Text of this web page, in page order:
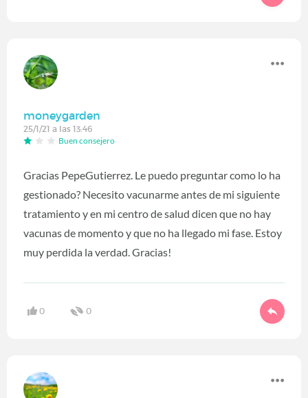
moneygarden
25/1/21 a las 13:46
Buen consejero
Gracias PepeGutierrez. Le puedo preguntar como lo ha
gestionado? Necesito vacunarme antes de mi siguiente
tratamiento y en mi centro de salud dicen que no hay
vacunas de momento y que no ha llegado mi fase. Estoy
muy perdida la verdad. Gracias!
0 0